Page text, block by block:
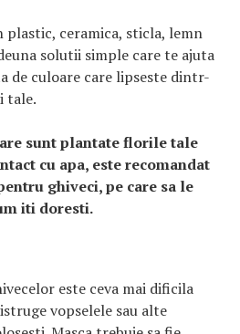
plastic, ceramica, sticla, lemn
solutii simple care te ajuta
de culoare care lipseste dintr-
tale.
sunt plantate florile tale
cu apa, este recomandat
ghiveci, pe care sa le
iti doresti.
este ceva mai dificila
vopselele sau alte